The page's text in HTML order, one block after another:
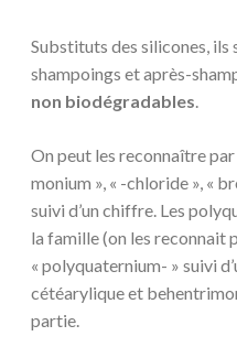
Substituts des silicones, ils
shampoings et après-
non biodégradables.
On peut les reconnaître
monium », « -chloride », «
suivi d’un chiffre. Les
la famille (on les reconnait
« polyquaternium- » suivi
cétéarylique et
partie.